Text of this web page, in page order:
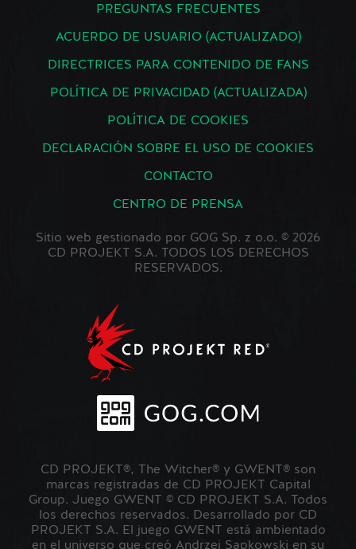
PREGUNTAS FRECUENTES
ACUERDO DE USUARIO (ACTUALIZADO)
DIRECTRICES PARA CONTENIDO DE FANS
POLÍTICA DE PRIVACIDAD (ACTUALIZADA)
POLÍTICA DE COOKIES
DECLARACIÓN SOBRE EL USO DE COOKIES
CONTACTO
CENTRO DE PRENSA
Sitio web gestionado por GOG Sp. z o.o. © 2026
CD PROJEKT S.A. TODOS LOS DERECHOS
RESERVADOS.
CD PROJEKT®, The Witcher® y GWENT® son
marcas registradas de CD PROJEKT Capital
Group. Juego GWENT © CD PROJEKT S.A. Todos
los derechos reservados. Desarrollado por CD
PROJEKT S.A. El juego GWENT está ambientado
en el universo que creó Andrzej Sapkowski en su